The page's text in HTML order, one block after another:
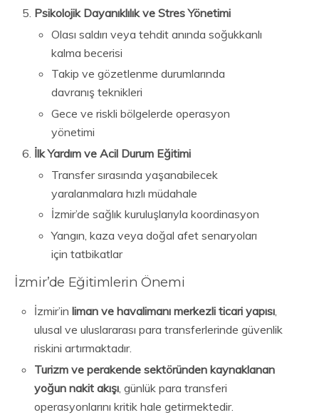
Psikolojik Dayanıklılık ve Stres Yönetimi
Olası saldırı veya tehdit anında soğukkanlı
kalma becerisi
Takip ve gözetlenme durumlarında
davranış teknikleri
Gece ve riskli bölgelerde operasyon
yönetimi
İlk Yardım ve Acil Durum Eğitimi
Transfer sırasında yaşanabilecek
yaralanmalara hızlı müdahale
İzmir’de sağlık kuruluşlarıyla koordinasyon
Yangın, kaza veya doğal afet senaryoları
için tatbikatlar
İzmir’de Eğitimlerin Önemi
İzmir’inliman ve havalimanı merkezli ticari yapısı
ulusal ve uluslararası para transferlerinde güvenlik
riskini artırmaktadır.
Turizm ve perakende sektöründen kaynaklanan
yoğun nakit akışı, günlük para transferi
operasyonlarını kritik hale getirmektedir.